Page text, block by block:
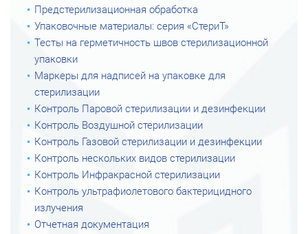
Предстерилизационная обработка
Упаковочные материалы: серия «СтериТ»
Тесты на герметичность швов стерилизационной
упаковки
Маркеры для надписей на упаковке для
стерилизации
Контроль Паровой стерилизации и дезинфекции
Контроль Воздушной стерилизации
Контроль Газовой стерилизации и дезинфекции
Контроль нескольких видов стерилизации
Контроль Инфракрасной стерилизации
Контроль ультрафиолетового бактерицидного
излучения
Отчетная документация